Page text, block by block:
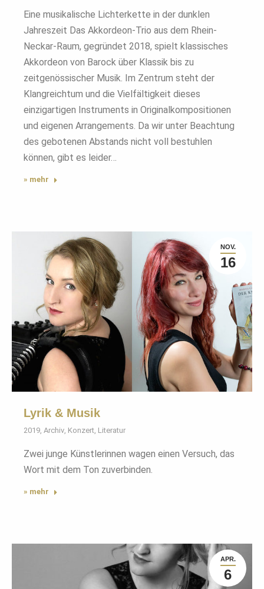
Eine musikalische Lichterkette in der dunklen
Jahreszeit Das Akkordeon-Trio aus dem Rhein-
Neckar-Raum, gegründet 2018, spielt klassisches
Akkordeon von Barock über Klassik bis zu
zeitgenössischer Musik. Im Zentrum steht der
Klangreichtum und die Vielfältigkeit dieses
einzigartigen Instruments in Originalkompositionen
und eigenen Arrangements. Da wir unter Beachtung
des gebotenen Abstands nicht voll bestuhlen
können, gibt es leider…
» mehr
NOV.
16
Lyrik & Musik
2019, Archiv, Konzert, Literatur
Zwei junge Künstlerinnen wagen einen Versuch, das
Wort mit dem Ton zuverbinden.
» mehr
APR.
6